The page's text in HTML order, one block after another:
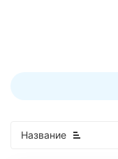
Название